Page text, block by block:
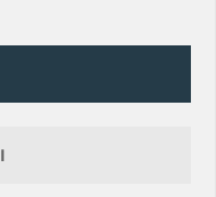
• Data iscrizione Registro
ISVAP n. 2595 del
Inc. (AFSI).